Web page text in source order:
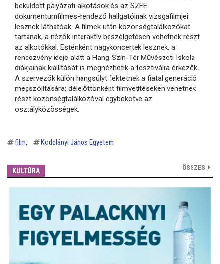
beküldött pályázati alkotások és az SZFE
dokumentumfilmes-rendező hallgatóinak vizsgafilmjei
lesznek láthatóak. A filmek után közönségtalálkozókat
tartanak, a nézők interaktív beszélgetésen vehetnek részt
az alkotókkal. Esténként nagykoncertek lesznek, a
rendezvény ideje alatt a Hang-Szín-Tér Művészeti Iskola
diákjainak kiállítását is megnézhetik a fesztiválra érkezők.
A szervezők külön hangsúlyt fektetnek a fiatal generáció
megszólítására: délelőttönként filmvetítéseken vehetnek
részt közönségtalálkozóval egybekötve az
osztályközösségek.
film Kodolányi János Egyetem
KULTÚRA ÖSSZES